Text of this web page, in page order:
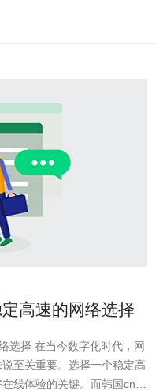
高速的网络选择
时代，网
至关重要。选择一个稳定高
线体验的关键。而韩国cn2